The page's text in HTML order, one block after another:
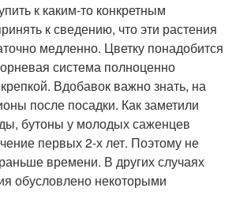
к каким-то конкретным
к сведению, что эти растения
медленно. Цветку понадобится
система полноценно
Вдобавок важно знать, на
после посадки. Как заметили
бутоны у молодых саженцев
первых 2-х лет. Поэтому не
времени. В других случаях
обусловлено некоторыми